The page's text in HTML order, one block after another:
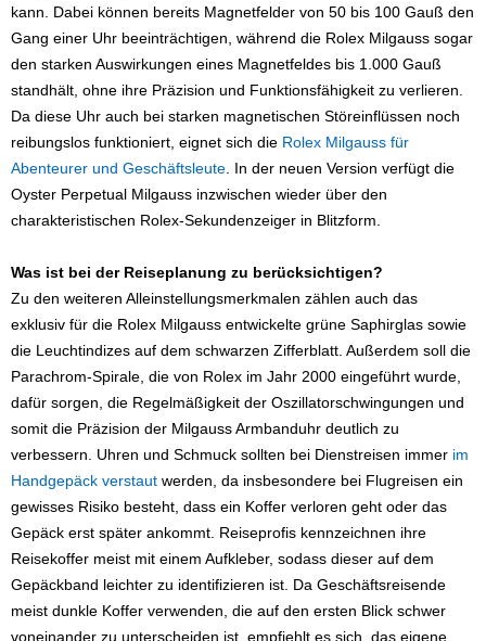
kann. Dabei können bereits Magnetfelder von 50 bis 100 Gauß den
Gang einer Uhr beeinträchtigen, während die Rolex Milgauss sogar
den starken Auswirkungen eines Magnetfeldes bis 1.000 Gauß
standhält, ohne ihre Präzision und Funktionsfähigkeit zu verlieren.
Da diese Uhr auch bei starken magnetischen Störeinflüssen noch
reibungslos funktioniert, eignet sich die Rolex Milgauss für
Abenteurer und Geschäftsleute . In der neuen Version verfügt die
Oyster Perpetual Milgauss inzwischen wieder über den
charakteristischen Rolex-Sekundenzeiger in Blitzform.
Was ist bei der Reiseplanung zu berücksichtigen?
Zu den weiteren Alleinstellungsmerkmalen zählen auch das
exklusiv für die Rolex Milgauss entwickelte grüne Saphirglas sowie
die Leuchtindizes auf dem schwarzen Zifferblatt. Außerdem soll die
Parachrom-Spirale, die von Rolex im Jahr 2000 eingeführt wurde,
dafür sorgen, die Regelmäßigkeit der Oszillatorschwingungen und
somit die Präzision der Milgauss Armbanduhr deutlich zu
verbessern. Uhren und Schmuck sollten bei Dienstreisen immer im
Handgepäck verstaut werden, da insbesondere bei Flugreisen ein
gewisses Risiko besteht, dass ein Koffer verloren geht oder das
Gepäck erst später ankommt. Reiseprofis kennzeichnen ihre
Reisekoffer meist mit einem Aufkleber, sodass dieser auf dem
Gepäckband leichter zu identifizieren ist. Da Geschäftsreisende
meist dunkle Koffer verwenden, die auf den ersten Blick schwer
voneinander zu unterscheiden ist, empfiehlt es sich, das eigene